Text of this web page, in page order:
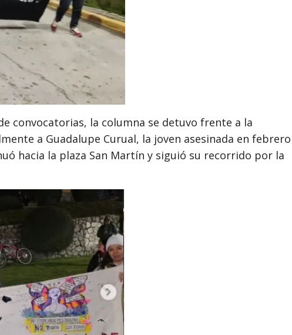
convocatorias, la columna se detuvo frente a la
a Guadalupe Curual, la joven asesinada en febrero
hacia la plaza San Martín y siguió su recorrido por la